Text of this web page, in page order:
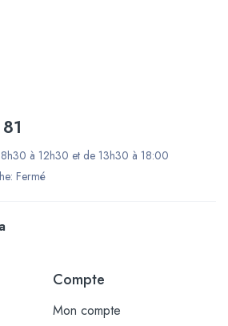
à 12h30 et de 13h30 à 18:00
Fermé
Compte
Mon compte